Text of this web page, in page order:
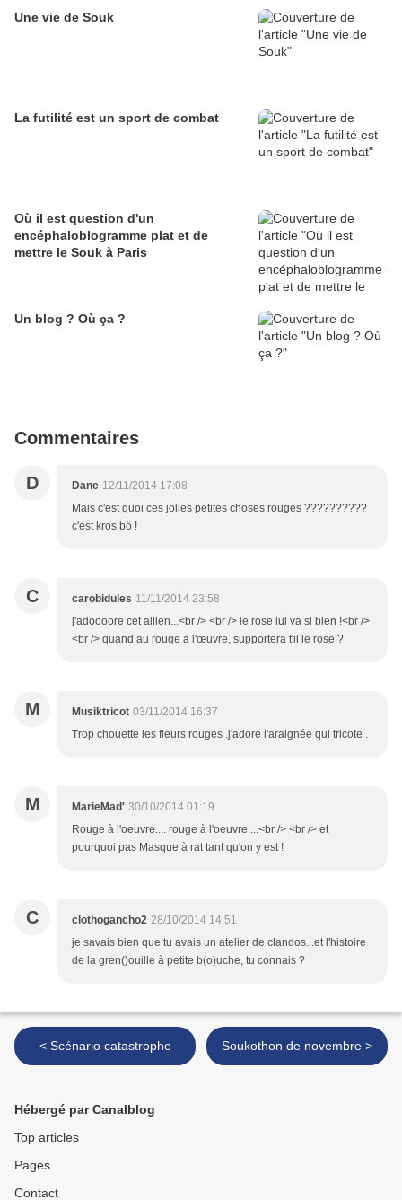
Une vie de Souk
La futilité est un sport de combat
Où il est question d'un
encéphaloblogramme plat et de
mettre le Souk à Paris
Un blog ? Où ça ?
Commentaires
D Dane 12/11/2014 17:08
Mais c'est quoi ces jolies petites choses rouges ??????????
c'est kros bô !
C carobidules 11/11/2014 23:58
j'adoooore cet allien...<br /> <br /> le rose lui va si bien !<br />
<br /> quand au rouge a l'œuvre, supportera t'il le rose ?
M Musiktricot 03/11/2014 16:37
Trop chouette les fleurs rouges .j'adore l'araignée qui tricote .
M MarieMad' 30/10/2014 01:19
Rouge à l'oeuvre.... rouge à l'oeuvre....<br /> <br /> et
pourquoi pas Masque à rat tant qu'on y est !
C clothogancho2 28/10/2014 14:51
je savais bien que tu avais un atelier de clandos...et l'histoire
de la gren()ouille à petite b(o)uche, tu connais ?
< Scénario catastrophe Soukothon de novembre >
Hébergé par Canalblog
Top articles
Pages
Contact